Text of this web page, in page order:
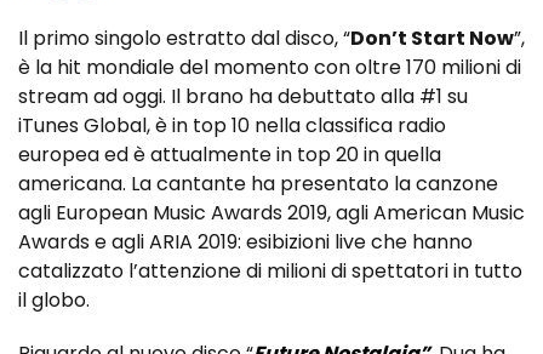
Il primo singolo estratto dal disco, “Don’t Start Now”,
è la hit mondiale del momento con oltre 170 milioni di
stream ad oggi. Il brano ha debuttato alla #1 su
iTunes Global, è in top 10 nella classifica radio
europea ed è attualmente in top 20 in quella
americana. La cantante ha presentato la canzone
agli European Music Awards 2019, agli American Music
Awards e agli ARIA 2019: esibizioni live che hanno
catalizzato l’attenzione di milioni di spettatori in tutto
il globo.